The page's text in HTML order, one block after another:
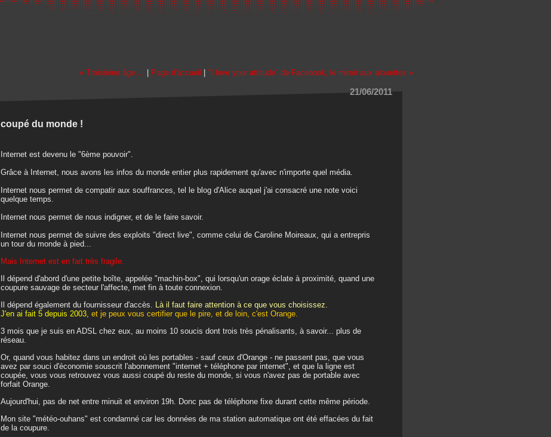
« Troisième âge.... Page d'accueil "I love your attitude" de Facebook, le miroir aux alouettes »
21/06/2011
coupé du monde !
Internet est devenu le "6ème pouvoir".
Grâce à Internet, nous avons les infos du monde entier plus rapidement qu'avec n'importe quel média.
Internet nous permet de compatir aux souffrances, tel le blog d'Alice auquel j'ai consacré une note voici
quelque temps.
Internet nous permet de nous indigner, et de le faire savoir.
Internet nous permet de suivre des exploits "direct live", comme celui de Caroline Moireaux, qui a entrepris
un tour du monde à pied...
Mais Internet est en fait très fragile.
Il dépend d'abord d'une petite boîte, appelée "machin-box", qui lorsqu'un orage éclate à proximité, quand une
coupure sauvage de secteur l'affecte, met fin à toute connexion.
Il dépend également du fournisseur d'accès. Là il faut faire attention à ce que vous choisissez.
J'en ai fait 5 depuis 2003, et je peux vous certifier que le pire, et de loin, c'est Orange.
3 mois que je suis en ADSL chez eux, au moins 10 soucis dont trois très pénalisants, à savoir... plus de
réseau.
Or, quand vous habitez dans un endroit où les portables - sauf ceux d'Orange - ne passent pas, que vous
avez par souci d'économie souscrit l'abonnement "internet + téléphone par internet", et que la ligne est
coupée, vous vous retrouvez vous aussi coupé du reste du monde, si vous n'avez pas de portable avec
forfait Orange.
Aujourd'hui, pas de net entre minuit et environ 19h. Donc pas de téléphone fixe durant cette même période.
Mon site "météo-ouhans" est condamné car les données de ma station automatique ont été effacées du fait
de la coupure.